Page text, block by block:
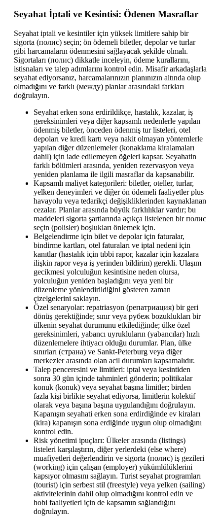
Seyahat İptali ve Kesintisi: Ödenen Masraflar
Seyahat iptali ve kesintiler için yüksek limitlere sahip bir
sigorta (полис) seçin; ön ödemeli biletler, depolar ve turlar
gibi harcamaların ödenmesini sağlayacak şekilde olmalı.
Sigortaları (полис) dikkatle inceleyin, ödeme kurallarını,
istisnaları ve talep adımlarını kontrol edin. Misafir arkadaşlarla
seyahat ediyorsanız, harcamalarınızın planınızın altında olup
olmadığını ve farklı (между) planlar arasındaki farkları
doğrulayın.
Seyahat erken sona erdirildikçe, hastalık, kazalar, iş
gereksinimleri veya diğer kapsamlı nedenlerle yapılan
ödenmiş biletler, önceden ödenmiş tur listeleri, otel
depoları ve kredi kartı veya nakit olmayan yöntemlerle
yapılan diğer düzenlemeler (konaklama kiralamaları
dahil) için iade edilemeyen öğeleri kapsar. Seyahatin
farklı bölümleri arasında, yeniden rezervasyon veya
yeniden planlama ile ilgili masraflar da kapsanabilir.
Kapsamlı maliyet kategorileri: biletler, oteller, turlar,
yelken deneyimleri ve diğer ön ödemeli faaliyetler plus
havayolu veya tedarikçi değişikliklerinden kaynaklanan
cezalar. Planlar arasında büyük farklılıklar vardır; bu
maddeleri sigorta şartlarında açıkça listelenen bir полис
seçin (polisler) boşlukları önlemek için.
Belgelendirme için bilet ve depolar için faturalar,
bindirme kartları, otel faturaları ve iptal nedeni için
kanıtlar (hastalık için tıbbi rapor, kazalar için kazalara
ilişkin rapor veya iş yerinden bildirim) gerekli. Ulaşım
gecikmesi yolculuğun kesintisine neden olursa,
yolculuğun yeniden başladığını veya yeni bir
düzenleme yönlendirildiğini gösteren zaman
çizelgelerini saklayın.
Özel senaryolar: repatriasyon (репатриация) bir geri
dönüş gerektiğinde; sınır veya рубеж bozuklukları bir
ülkenin seyahat durumunu etkilediğinde; ülke özel
gereksinimleri, yabancı uyrukluların (yabancılar) hızlı
düzenlemelere ihtiyacı olduğu durumlar. Plan, ülke
sınırları (страна) ve Sankt-Peterburg veya diğer
merkezler arasında olan acil durumları kapsamalıdır.
Talep penceresini ve limitleri: iptal veya kesintiden
sonra 30 gün içinde tahminleri gönderin; politikalar
konuk (konuk) veya seyahat başına limitler; birden
fazla kişi birlikte seyahat ediyorsa, limitlerin kolektif
olarak veya başına başına uygulandığını doğrulayın.
Kapanışın seyahati erken sona erdirdiğinde ev kiraları
(kira) kapanışın sona erdiğinde uygun olup olmadığını
kontrol edin.
Risk yönetimi ipuçları: Ülkeler arasında (listings)
listeleri karşılaştırın, diğer yerlerdeki (else where)
muafiyetleri değerlendirin ve sigorta (полис) iş gezileri
(working) için çalışan (employer) yükümlülüklerini
kapsıyor olmasını sağlayın. Turist seyahat programları
(tourist) için serbest stil (freestyle) veya yelken (sailing)
aktivitelerinin dahil olup olmadığını kontrol edin ve
hobi faaliyetleri için de kapsamın sağlandığını
doğrulayın.